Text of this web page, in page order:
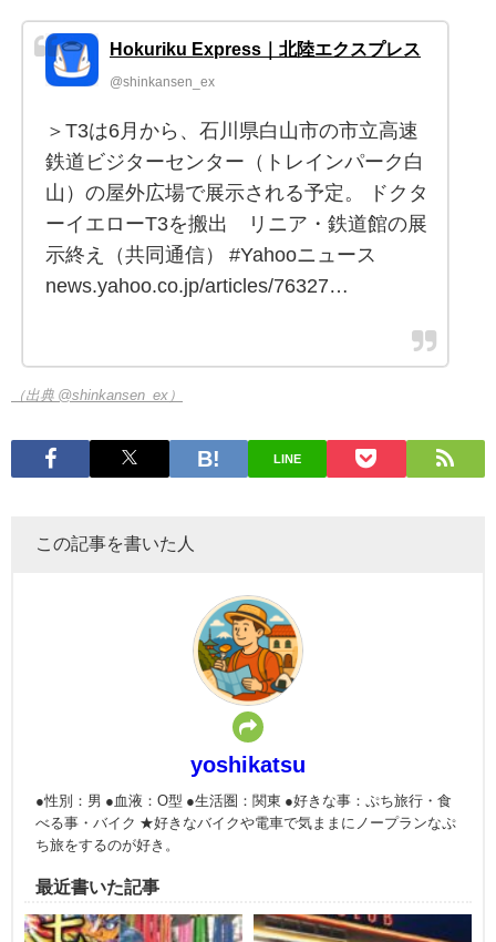
Hokuriku Express｜北陸エクスプレス
@shinkansen_ex
＞T3は6月から、石川県白山市の市立高速
鉄道ビジターセンター（トレインパーク白
山）の屋外広場で展示される予定。 ドクタ
ーイエローT3を搬出 リニア・鉄道館の展
示終え（共同通信） #Yahooニュース
news.yahoo.co.jp/articles/76327…
（出典 @shinkansen_ex）
LINE
この記事を書いた人
yoshikatsu
●性別：男 ●血液：O型 ●生活圏：関東 ●好きな事：ぷち旅行・食
べる事・バイク ★好きなバイクや電車で気ままにノープランなぷ
ち旅をするのが好き。
最近書いた記事